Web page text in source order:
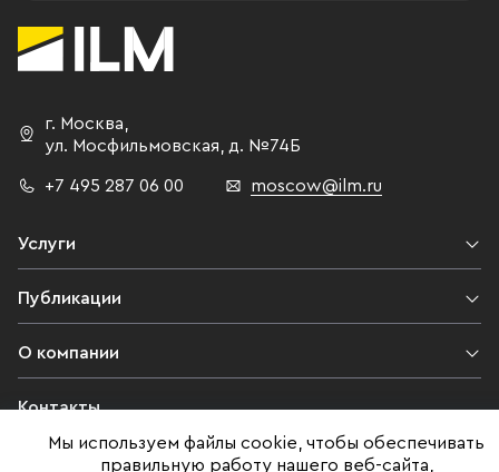
г. Москва,
ул. Мосфильмовская, д. №74Б
+7 495 287 06 00 moscow@ilm.ru
Услуги
Публикации
О компании
Контакты
Юридическая информация
Мы используем файлы cookie, чтобы обеспечивать
правильную работу нашего веб-сайта,